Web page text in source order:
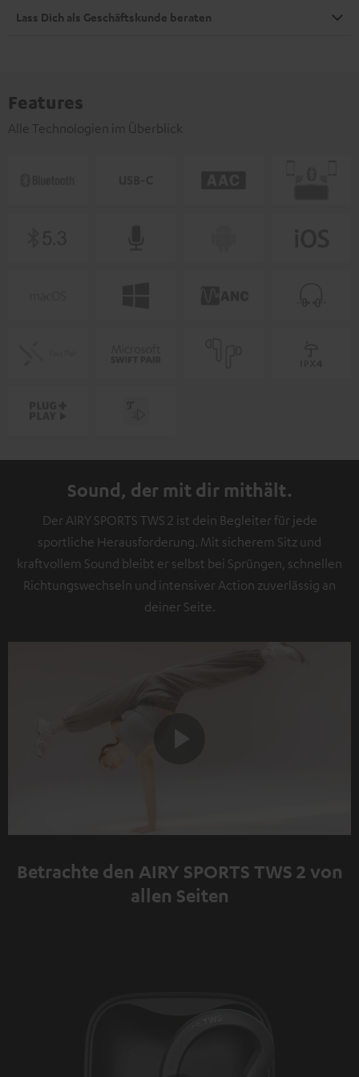
Lass Dich als Geschäftskunde beraten
Features
Alle Technologien im Überblick
Sound, der mit dir mithält.
Der AIRY SPORTS TWS 2 ist dein Begleiter für jede
sportliche Herausforderung. Mit sicherem Sitz und
kraftvollem Sound bleibt er selbst bei Sprüngen, schnellen
Richtungswechseln und intensiver Action zuverlässig an
deiner Seite.
Video
Betrachte den AIRY SPORTS TWS 2 von
allen Seiten